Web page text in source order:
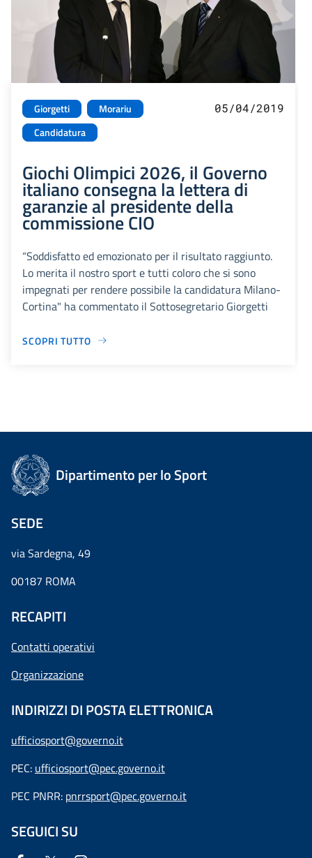
Giorgetti
Morariu
Candidatura
05/04/2019
Giochi Olimpici 2026, il Governo
italiano consegna la lettera di
garanzie al presidente della
commissione CIO
“Soddisfatto ed emozionato per il risultato raggiunto.
Lo merita il nostro sport e tutti coloro che si sono
impegnati per rendere possibile la candidatura Milano-
Cortina" ha commentato il Sottosegretario Giorgetti
SCOPRI TUTTO
Dipartimento per lo Sport
SEDE
via Sardegna, 49
00187 ROMA
RECAPITI
Contatti operativi
Organizzazione
INDIRIZZI DI POSTA ELETTRONICA
ufficiosport@governo.it
PEC: ufficiosport@pec.governo.it
PEC PNRR: pnrrsport@pec.governo.it
SEGUICI SU